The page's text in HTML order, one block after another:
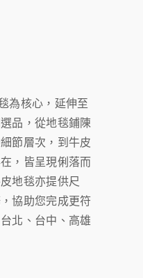
為核心，延伸至
品，從地毯鋪陳
節層次，到牛皮
，皆呈現俐落而
地毯亦提供尺
協助您完成更符
北、台中、高雄